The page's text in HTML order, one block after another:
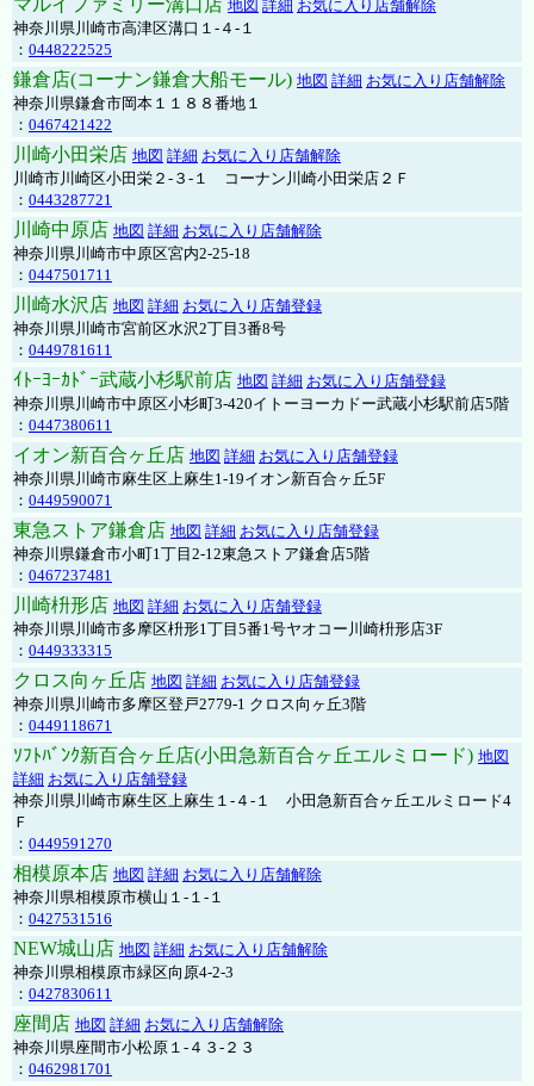
マルイファミリー溝口店 地図 詳細 お気に入り店舗解除
神奈川県川崎市高津区溝口１-４-１
： 0448222525
鎌倉店(コーナン鎌倉大船モール) 地図 詳細 お気に入り店舗解除
神奈川県鎌倉市岡本１１８８番地１
： 0467421422
川崎小田栄店 地図 詳細 お気に入り店舗解除
川崎市川崎区小田栄２‐３‐１ コーナン川崎小田栄店２Ｆ
： 0443287721
川崎中原店 地図 詳細 お気に入り店舗解除
神奈川県川崎市中原区宮内2-25-18
： 0447501711
川崎水沢店 地図 詳細 お気に入り店舗登録
神奈川県川崎市宮前区水沢2丁目3番8号
： 0449781611
ｲﾄｰﾖｰｶﾄﾞｰ武蔵小杉駅前店 地図 詳細 お気に入り店舗登録
神奈川県川崎市中原区小杉町3-420イトーヨーカドー武蔵小杉駅前店5階
： 0447380611
イオン新百合ヶ丘店 地図 詳細 お気に入り店舗登録
神奈川県川崎市麻生区上麻生1-19イオン新百合ヶ丘5F
： 0449590071
東急ストア鎌倉店 地図 詳細 お気に入り店舗登録
神奈川県鎌倉市小町1丁目2-12東急ストア鎌倉店5階
： 0467237481
川崎枡形店 地図 詳細 お気に入り店舗登録
神奈川県川崎市多摩区枡形1丁目5番1号ヤオコー川崎枡形店3F
： 0449333315
クロス向ヶ丘店 地図 詳細 お気に入り店舗登録
神奈川県川崎市多摩区登戸2779-1 クロス向ヶ丘3階
： 0449118671
ｿﾌﾄﾊﾞﾝｸ新百合ヶ丘店(小田急新百合ヶ丘エルミロード) 地図
詳細 お気に入り店舗登録
神奈川県川崎市麻生区上麻生１-４-１ 小田急新百合ヶ丘エルミロード4
Ｆ
： 0449591270
相模原本店 地図 詳細 お気に入り店舗解除
神奈川県相模原市横山１-１-１
： 0427531516
NEW城山店 地図 詳細 お気に入り店舗解除
神奈川県相模原市緑区向原4-2-3
： 0427830611
座間店 地図 詳細 お気に入り店舗解除
神奈川県座間市小松原１-４３-２３
： 0462981701